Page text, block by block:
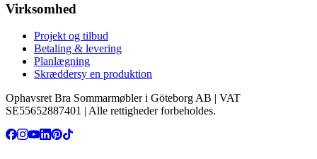
Virksomhed
Projekt og tilbud
Betaling & levering
Planlægning
Skræddersy en produktion
Ophavsret Bra Sommarmøbler i Göteborg AB | VAT
SE55652887401 | Alle rettigheder forbeholdes.